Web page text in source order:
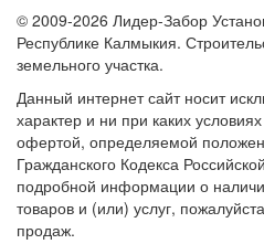
© 2009-2026 Лидер-Забор
Республике Калмыкия.
земельного участка.
Данный интернет сайт носит
характер и ни при каких
офертой, определяемой
Гражданского Кодекса
подробной информации о
товаров и (или) услуг,
продаж.